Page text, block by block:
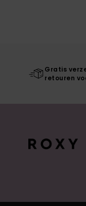
Gratis
retouren